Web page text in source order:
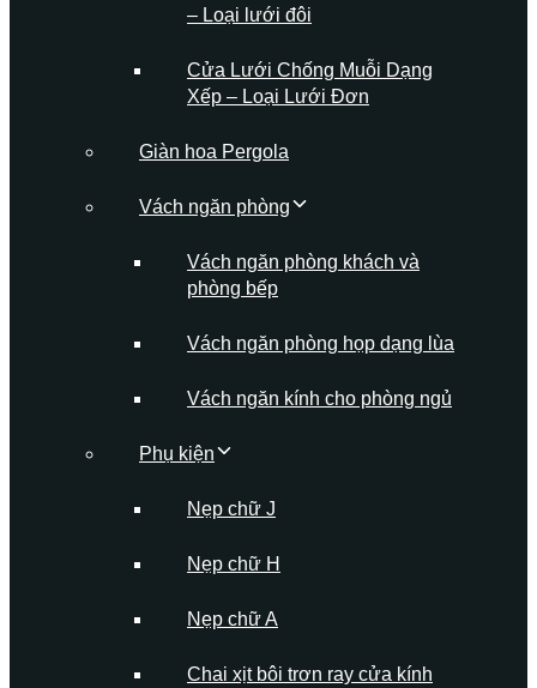
– Loại lưới đôi
Cửa Lưới Chống Muỗi Dạng
Xếp – Loại Lưới Đơn
Giàn hoa Pergola
Vách ngăn phòng
Vách ngăn phòng khách và
phòng bếp
Vách ngăn phòng họp dạng lùa
Vách ngăn kính cho phòng ngủ
Phụ kiện
Nẹp chữ J
Nẹp chữ H
Nẹp chữ A
Chai xịt bôi trơn ray cửa kính